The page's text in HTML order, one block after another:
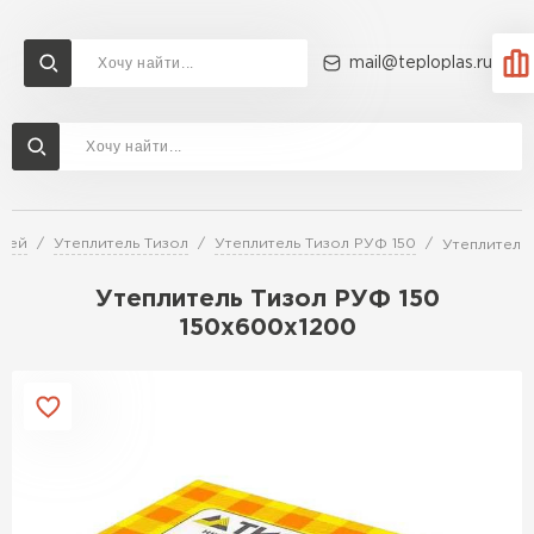
mail@teploplas.ru
Утеплитель Тизол Утеплитель Тизол РУФ 150
Утеплитель Тизол РУФ 150
150х600х1200
Доставка и оплата
Утеплитель Ветонит
Утеплитель Технониколь
Утеплитель Rockwool